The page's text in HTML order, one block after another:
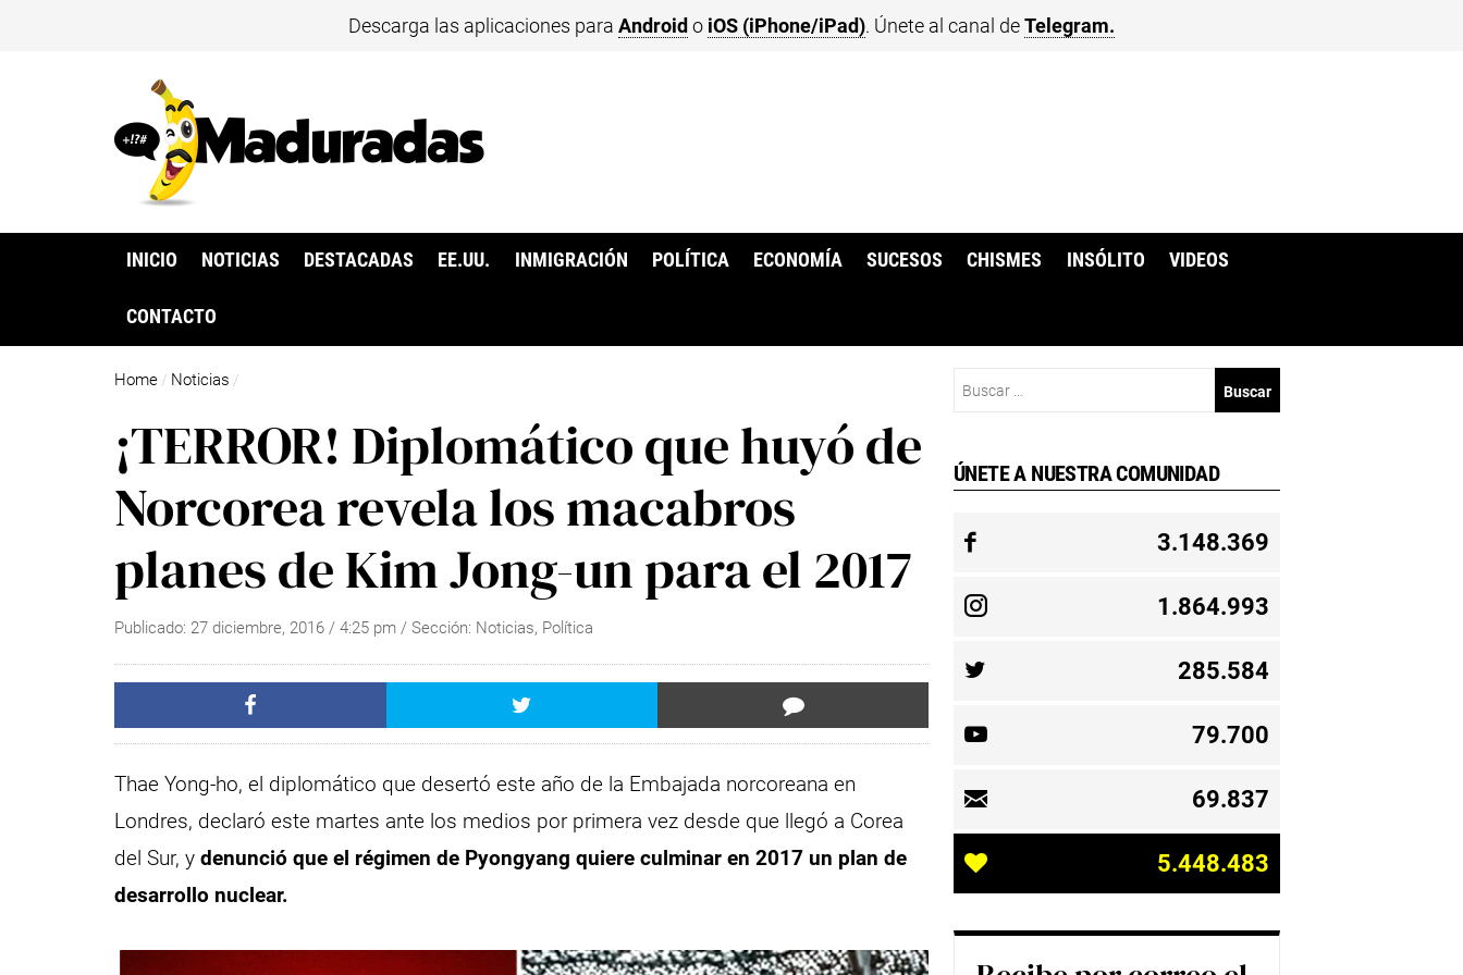
Descarga las aplicaciones para Android o iOS (iPhone/iPad). Únete al canal deTelegram.
INICIO NOTICIAS DESTACADAS EE.UU. INMIGRACIÓN POLÍTICA ECONOMÍA SUCESOS CHISMES INSÓLITO VIDEOS
CONTACTO
Home / Noticias /
¡TERROR! Diplomático que huyó de
Norcorea revela los macabros
planes de Kim Jong-un para el 2017
Publicado: 27 diciembre, 2016 /4:25 pm/ Sección: Noticias, Política
Thae Yong-ho, el diplomático que desertó este año de la Embajada norcoreana en
Londres, declaró este martes ante los medios por primera vez desde que llegó a Corea
del Sur, ydenunció que el régimen de Pyongyang quiere culminar en 2017 un plan de
desarrollo nuclear.
ÚNETE A NUESTRA COMUNIDAD
3.148.369
1.864.993
285.584
79.700
69.837
5.448.483